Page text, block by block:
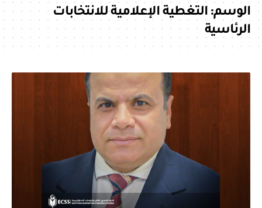
الوسم:التغطية الإعلامية للانتخابات
الرئاسية